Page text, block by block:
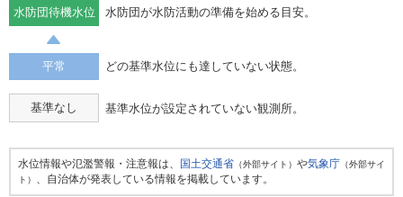
水防団待機水位 水防団が水防活動の準備を始める目安。
平常 どの基準水位にも達していない状態。
基準なし 基準水位が設定されていない観測所。
水位情報や氾濫警報・注意報は、 国土交通省 （外部サイト） や気象庁 （外部サイ
ト） 、自治体が発表している情報を掲載しています。